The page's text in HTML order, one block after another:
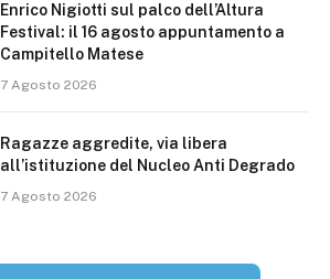
Enrico Nigiotti sul palco dell’Altura
Festival: il 16 agosto appuntamento a
Campitello Matese
7 Agosto 2026
Ragazze aggredite, via libera
all’istituzione del Nucleo Anti Degrado
7 Agosto 2026